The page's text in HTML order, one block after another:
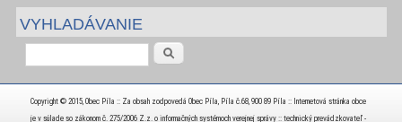
VYHLADÁVANIE
Copyright © 2015, Obec Píla :: Za obsah zodpovedá Obec Píla, Píla č.68, 900 89 Píla :: Internetová stránka obce
je v súlade so zákonom č. 275/2006 Z.z. o informačných systémoch verejnej správy :: technický prevádzkovateľ -